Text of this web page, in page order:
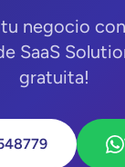
negocio
SaaS
gratuita!